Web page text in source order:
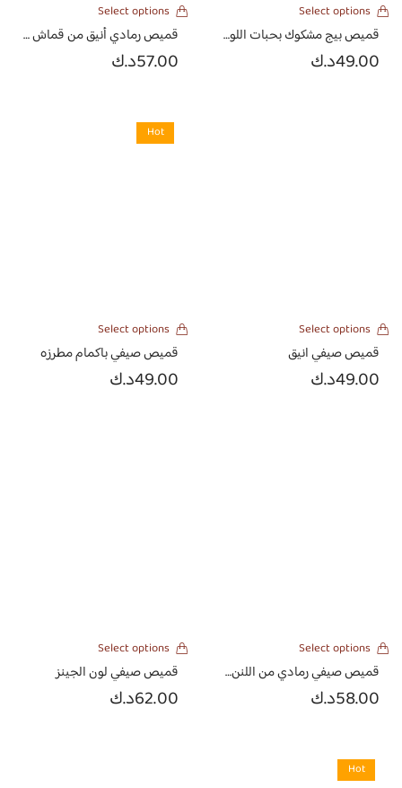
Select options
قميص بيج مشكوك بحبات اللولو الجميله
49.00د.ك
Select options
قميص رمادي أنيق من قماش اللنن الهندي
57.00د.ك
Select options
قميص صيفي انيق
49.00د.ك
Hot
Select options
قميص صيفي باكمام مطرزه
49.00د.ك
Select options
قميص صيفي رمادي من اللنن الهندي
58.00د.ك
Select options
قميص صيفي لون الجينز
62.00د.ك
Hot